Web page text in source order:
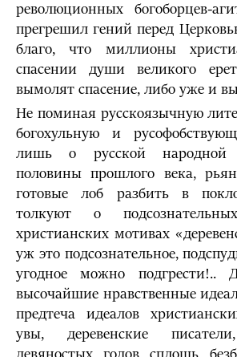
революционных богоборцев-
прегрешил гений перед
благо, что миллионы
спасении души великого
вымолят спасение, либо уже и
Не поминая русскоязычную
богохульную и
лишь о русской народной
половины прошлого века,
готовые лоб разбить в
толкуют о
христианских мотивах
уж это подсознательное,
угодное можно подгрести!..
высочайшие нравственные
предтеча идеалов
увы, деревенские